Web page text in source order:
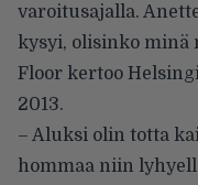
varoitusajalla.
kysyi, olisinko minä
Floor kertoo
2013.
– Aluksi olin totta
hommaa niin